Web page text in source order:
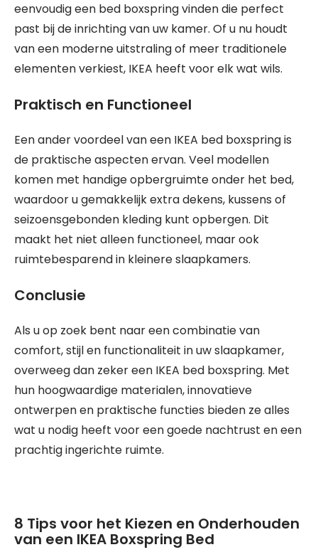
eenvoudig een bed boxspring vinden die perfect
past bij de inrichting van uw kamer. Of u nu houdt
van een moderne uitstraling of meer traditionele
elementen verkiest, IKEA heeft voor elk wat wils.
Praktisch en Functioneel
Een ander voordeel van een IKEA bed boxspring is
de praktische aspecten ervan. Veel modellen
komen met handige opbergruimte onder het bed,
waardoor u gemakkelijk extra dekens, kussens of
seizoensgebonden kleding kunt opbergen. Dit
maakt het niet alleen functioneel, maar ook
ruimtebesparend in kleinere slaapkamers.
Conclusie
Als u op zoek bent naar een combinatie van
comfort, stijl en functionaliteit in uw slaapkamer,
overweeg dan zeker een IKEA bed boxspring. Met
hun hoogwaardige materialen, innovatieve
ontwerpen en praktische functies bieden ze alles
wat u nodig heeft voor een goede nachtrust en een
prachtig ingerichte ruimte.
8 Tips voor het Kiezen en Onderhouden
van een IKEA Boxspring Bed